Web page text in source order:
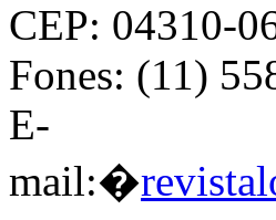
CEP: 04310-
Fones: (11)
E-
mail:�